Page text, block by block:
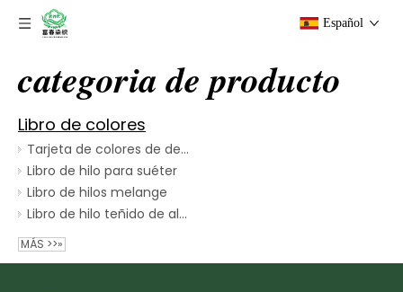
Español
categoria de producto
Libro de colores
Tarjeta de colores de desarrollo propio con 387 colores en stock.
Libro de hilo para suéter
Libro de hilos melange
Libro de hilo teñido de algodón
MÁS >>»